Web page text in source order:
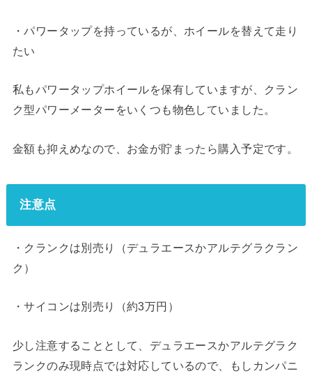
・パワータップを持っているが、ホイールを替えて走り
たい
私もパワータップホイールを保有していますが、クラン
ク型パワーメーターをいくつも物色していました。
金額も抑えめなので、お金が貯まったら購入予定です。
注意点
・クランクは別売り（デュラエースかアルテグラクラン
ク）
・サイコンは別売り（約3万円）
少し注意することとして、デュラエースかアルテグラク
ランクのみ現時点では対応しているので、もしカンパニ